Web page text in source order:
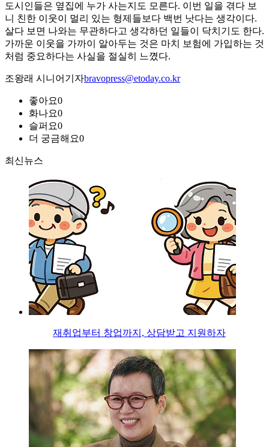
도시인들은 옆집에 누가 사는지도 모른다. 이번 일을 겪다 보
니 친한 이웃이 멀리 있는 형제들보다 백번 낫다는 생각이다.
살다 보면 나와는 무관하다고 생각하던 일들이 닥치기도 한다.
가까운 이웃을 가까이 알아두는 것은 마치 보험에 가입하는 것
처럼 중요하다는 사실을 절실히 느꼈다.
조왕래 시니어기자bravopress@etoday.co.kr
좋아요0
화나요0
슬퍼요0
더 궁금해요0
최신뉴스
재취업부터 창업까지, 상담받고 지원하자